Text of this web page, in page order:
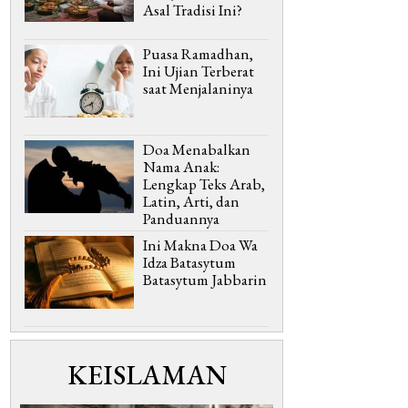
Asal Tradisi Ini?
Puasa Ramadhan,
Ini Ujian Terberat
saat Menjalaninya
Doa Menabalkan
Nama Anak:
Lengkap Teks Arab,
Latin, Arti, dan
Panduannya
Ini Makna Doa Wa
Idza Batasytum
Batasytum Jabbarin
KEISLAMAN